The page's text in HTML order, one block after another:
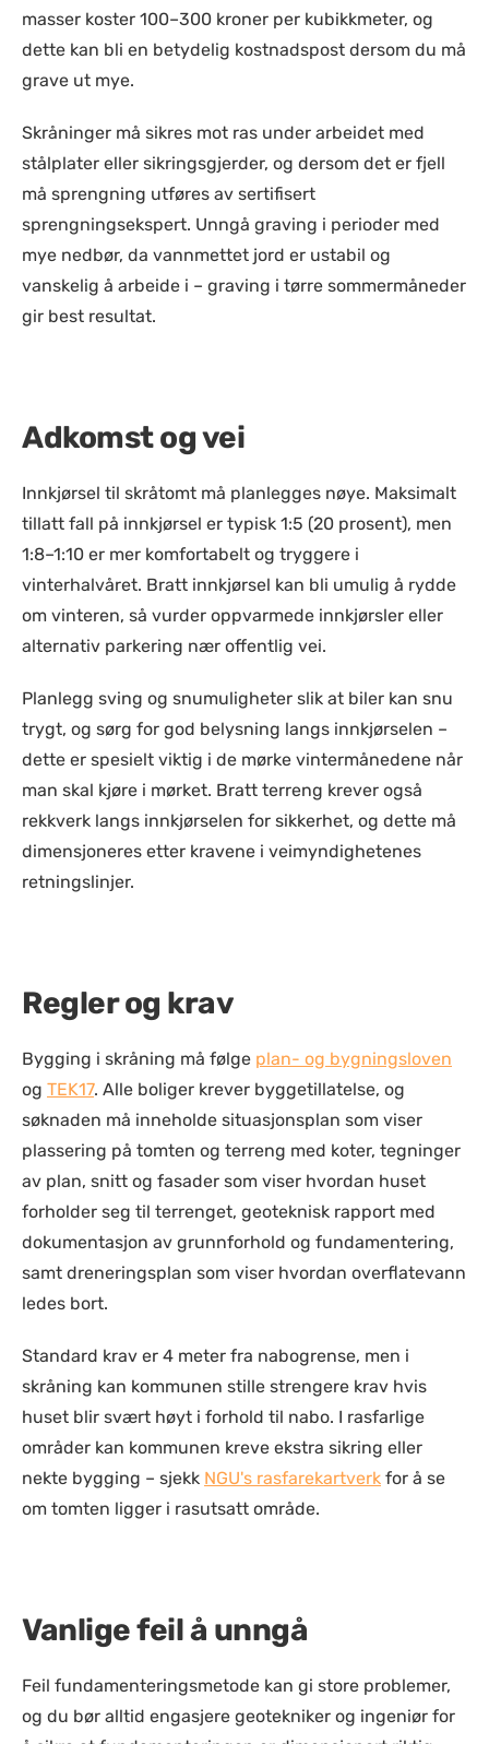
masser koster 100–300 kroner per kubikkmeter, og
dette kan bli en betydelig kostnadspost dersom du må
grave ut mye.
Skråninger må sikres mot ras under arbeidet med
stålplater eller sikringsgjerder, og dersom det er fjell
må sprengning utføres av sertifisert
sprengningsekspert. Unngå graving i perioder med
mye nedbør, da vannmettet jord er ustabil og
vanskelig å arbeide i – graving i tørre sommermåneder
gir best resultat.
Adkomst og vei
Innkjørsel til skråtomt må planlegges nøye. Maksimalt
tillatt fall på innkjørsel er typisk 1:5 (20 prosent), men
1:8–1:10 er mer komfortabelt og tryggere i
vinterhalvåret. Bratt innkjørsel kan bli umulig å rydde
om vinteren, så vurder oppvarmede innkjørsler eller
alternativ parkering nær offentlig vei.
Planlegg sving og snumuligheter slik at biler kan snu
trygt, og sørg for god belysning langs innkjørselen –
dette er spesielt viktig i de mørke vintermånedene når
man skal kjøre i mørket. Bratt terreng krever også
rekkverk langs innkjørselen for sikkerhet, og dette må
dimensjoneres etter kravene i veimyndighetenes
retningslinjer.
Regler og krav
Bygging i skråning må følge plan- og bygningsloven
og TEK17. Alle boliger krever byggetillatelse, og
søknaden må inneholde situasjonsplan som viser
plassering på tomten og terreng med koter, tegninger
av plan, snitt og fasader som viser hvordan huset
forholder seg til terrenget, geoteknisk rapport med
dokumentasjon av grunnforhold og fundamentering,
samt dreneringsplan som viser hvordan overflatevann
ledes bort.
Standard krav er 4 meter fra nabogrense, men i
skråning kan kommunen stille strengere krav hvis
huset blir svært høyt i forhold til nabo. I rasfarlige
områder kan kommunen kreve ekstra sikring eller
nekte bygging – sjekk NGU's rasfarekartverk for å se
om tomten ligger i rasutsatt område.
Vanlige feil å unngå
Feil fundamenteringsmetode kan gi store problemer,
og du bør alltid engasjere geotekniker og ingeniør for